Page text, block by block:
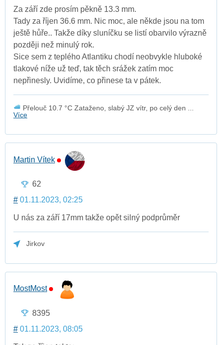
Za září zde prosím pěkně 13.3 mm.
Tady za říjen 36.6 mm. Nic moc, ale někde jsou na tom
ještě hůře.. Takže díky sluníčku se listí obarvilo výrazně
později než minulý rok.
Sice sem z teplého Atlantiku chodí neobvykle hluboké
tlakové níže už teď, tak těch srážek zatím moc
nepřinesly. Uvidíme, co přinese ta v pátek.
Přelouč 10.7 °C Zataženo, slabý JZ vítr, po celý den ...
Více
Martin Vítek
62
# 01.11.2023, 02:25
U nás za září 17mm takže opět silný podprůměr
Jirkov
MostMost
8395
# 01.11.2023, 08:05